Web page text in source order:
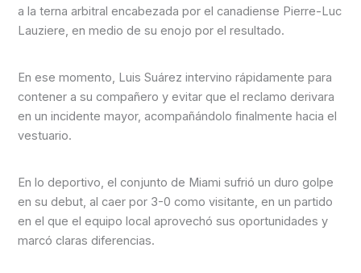
a la terna arbitral encabezada por el canadiense Pierre-Luc
Lauziere, en medio de su enojo por el resultado.
En ese momento, Luis Suárez intervino rápidamente para
contener a su compañero y evitar que el reclamo derivara
en un incidente mayor, acompañándolo finalmente hacia el
vestuario.
En lo deportivo, el conjunto de Miami sufrió un duro golpe
en su debut, al caer por 3-0 como visitante, en un partido
en el que el equipo local aprovechó sus oportunidades y
marcó claras diferencias.